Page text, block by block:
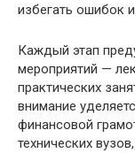
избегать ошибок
Каждый этап
мероприятий —
практических
внимание
финансовой
технических